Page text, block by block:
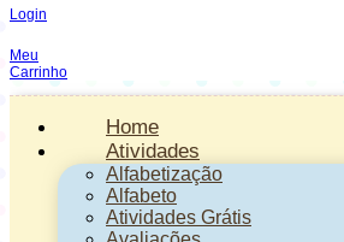
Login
Meu
Carrinho
Home
Atividades
Alfabetização
Alfabeto
Atividades Grátis